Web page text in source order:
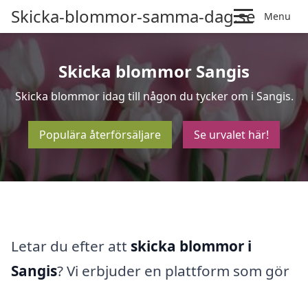
Skicka-blommor-samma-dag.se Menu
Skicka blommor Sangis
Skicka blommor idag till någon du tycker om i Sangis.
Populära återförsäljare Se urvalet här!
Letar du efter att skicka blommor i
Sangis? Vi erbjuder en plattform som gör